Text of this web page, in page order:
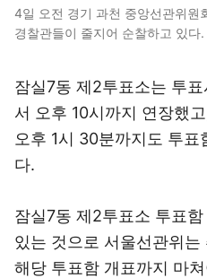
4일 오전 경기 과천 중앙선관위원
경찰관들이 줄지어 순찰하고 있다
잠실7동 제2투표소는 투
서 오후 10시까지 연장했
오후 1시 30분까지도 투
다.
잠실7동 제2투표소 투표
있는 것으로 서울선관위
해당 투표함 개표까지 마